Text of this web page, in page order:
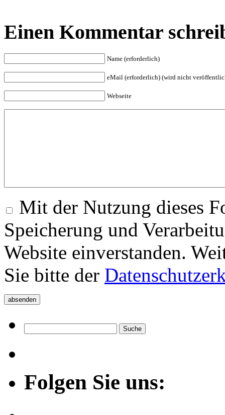
Einen Kommentar
Name (erforderlich)
eMail (erforderlich) (wird nicht
Webseite
Mit der Nutzung dieses
Speicherung und
Website einverstanden.
Sie bitte der
Folgen Sie uns: